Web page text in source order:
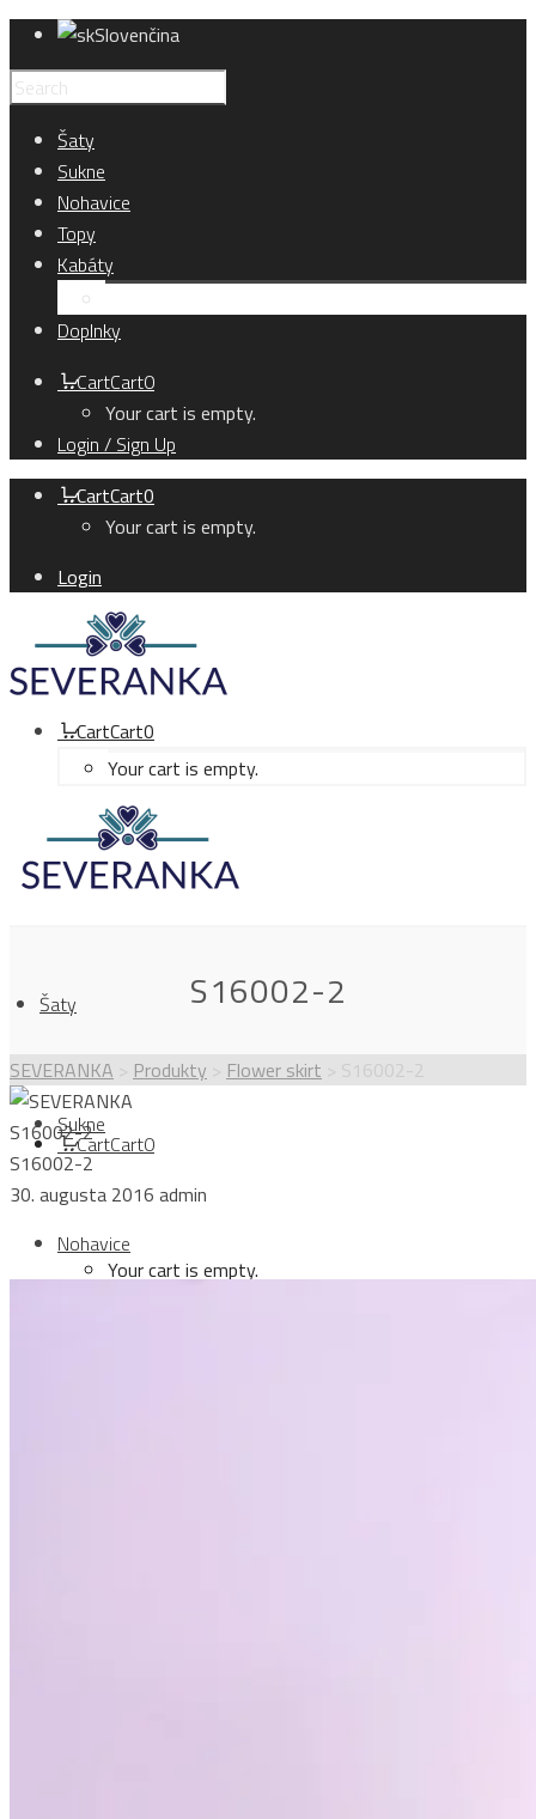
Slovenčina
Šaty
Sukne
Nohavice
Topy
Kabáty
Doplnky
CartCart0
Your cart is empty.
Login / Sign Up
CartCart0
Your cart is empty.
Login
CartCart0
Your cart is empty.
Šaty
Sukne
Nohavice
CartCart0
Your cart is empty.
S16002-2
SEVERANKA Produkty Flower skirt S16002-2
S16002-2
S16002-2
30. augusta 2016 admin